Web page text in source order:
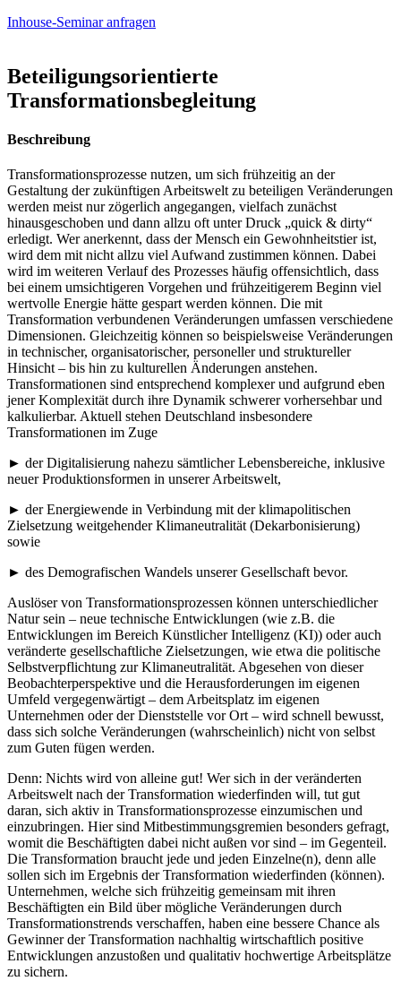
Inhouse-Seminar anfragen
Beteiligungsorientierte
Transformationsbegleitung
Beschreibung
Transformationsprozesse nutzen, um sich frühzeitig an der
Gestaltung der zukünftigen Arbeitswelt zu beteiligen Veränderungen
werden meist nur zögerlich angegangen, vielfach zunächst
hinausgeschoben und dann allzu oft unter Druck „quick & dirty“
erledigt. Wer anerkennt, dass der Mensch ein Gewohnheitstier ist,
wird dem mit nicht allzu viel Aufwand zustimmen können. Dabei
wird im weiteren Verlauf des Prozesses häufig offensichtlich, dass
bei einem umsichtigeren Vorgehen und frühzeitigerem Beginn viel
wertvolle Energie hätte gespart werden können. Die mit
Transformation verbundenen Veränderungen umfassen verschiedene
Dimensionen. Gleichzeitig können so beispielsweise Veränderungen
in technischer, organisatorischer, personeller und struktureller
Hinsicht – bis hin zu kulturellen Änderungen anstehen.
Transformationen sind entsprechend komplexer und aufgrund eben
jener Komplexität durch ihre Dynamik schwerer vorhersehbar und
kalkulierbar. Aktuell stehen Deutschland insbesondere
Transformationen im Zuge
► der Digitalisierung nahezu sämtlicher Lebensbereiche, inklusive
neuer Produktionsformen in unserer Arbeitswelt,
► der Energiewende in Verbindung mit der klimapolitischen
Zielsetzung weitgehender Klimaneutralität (Dekarbonisierung)
sowie
► des Demografischen Wandels unserer Gesellschaft bevor.
Auslöser von Transformationsprozessen können unterschiedlicher
Natur sein – neue technische Entwicklungen (wie z.B. die
Entwicklungen im Bereich Künstlicher Intelligenz (KI)) oder auch
veränderte gesellschaftliche Zielsetzungen, wie etwa die politische
Selbstverpflichtung zur Klimaneutralität. Abgesehen von dieser
Beobachterperspektive und die Herausforderungen im eigenen
Umfeld vergegenwärtigt – dem Arbeitsplatz im eigenen
Unternehmen oder der Dienststelle vor Ort – wird schnell bewusst,
dass sich solche Veränderungen (wahrscheinlich) nicht von selbst
zum Guten fügen werden.
Denn: Nichts wird von alleine gut! Wer sich in der veränderten
Arbeitswelt nach der Transformation wiederfinden will, tut gut
daran, sich aktiv in Transformationsprozesse einzumischen und
einzubringen. Hier sind Mitbestimmungsgremien besonders gefragt,
womit die Beschäftigten dabei nicht außen vor sind – im Gegenteil.
Die Transformation braucht jede und jeden Einzelne(n), denn alle
sollen sich im Ergebnis der Transformation wiederfinden (können).
Unternehmen, welche sich frühzeitig gemeinsam mit ihren
Beschäftigten ein Bild über mögliche Veränderungen durch
Transformationstrends verschaffen, haben eine bessere Chance als
Gewinner der Transformation nachhaltig wirtschaftlich positive
Entwicklungen anzustoßen und qualitativ hochwertige Arbeitsplätze
zu sichern.